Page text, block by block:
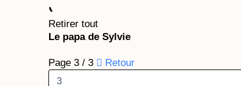
k
m
Retirer tout
Le papa de Sylvie
Page 3 / 3 Retour